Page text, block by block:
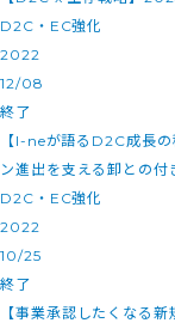
D2C・EC強化
2022
12/08
終了
【I-neが語るD2C成長
ン進出を支える卸との付
D2C・EC強化
2022
10/25
終了
【事業承認したくなる